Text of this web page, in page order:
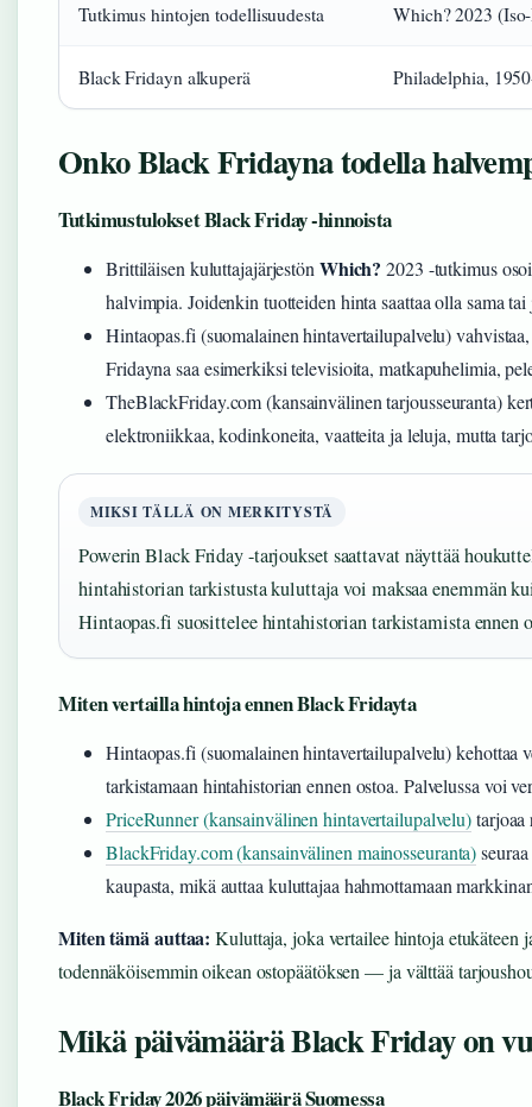
Tutkimus hintojen todellisuudesta Which? 2023
Black Fridayn alkuperä Philadelphia,
Onko Black Fridayna todella
Tutkimustulokset Black Friday -hinnoista
Brittiläisen kuluttajajärjestön Which? 2023 -tutkimus
halvimpia. Joidenkin tuotteiden hinta saattaa olla sama
Hintaopas.fi (suomalainen hintavertailupalvelu)
Fridayna saa esimerkiksi televisioita, matkapuhelimia,
TheBlackFriday.com (kansainvälinen tarjousseuranta)
elektroniikkaa, kodinkoneita, vaatteita ja leluja, mutta
MIKSI TÄLLÄ ON MERKITYSTÄ
Powerin Black Friday -tarjoukset saattavat näyttää
hintahistorian tarkistusta kuluttaja voi maksaa enemmän
Hintaopas.fi suosittelee hintahistorian tarkistamista ennen
Miten vertailla hintoja ennen Black Fridayta
Hintaopas.fi (suomalainen hintavertailupalvelu) kehottaa
tarkistamaan hintahistorian ennen ostoa. Palvelussa voi
PriceRunner (kansainvälinen hintavertailupalvelu)tarjoaa
BlackFriday.com (kansainvälinen mainosseuranta)
kaupasta, mikä auttaa kuluttajaa hahmottamaan
Miten tämä auttaa: Kuluttaja, joka vertailee hintoja etukäteen
todennäköisemmin oikean ostopäätöksen — ja välttää
Mikä päivämäärä Black Friday on
Black Friday 2026 päivämäärä Suomessa